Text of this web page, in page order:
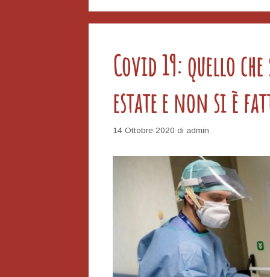
Covid 19: quello
estate e non si è
14 Ottobre 2020 di admin